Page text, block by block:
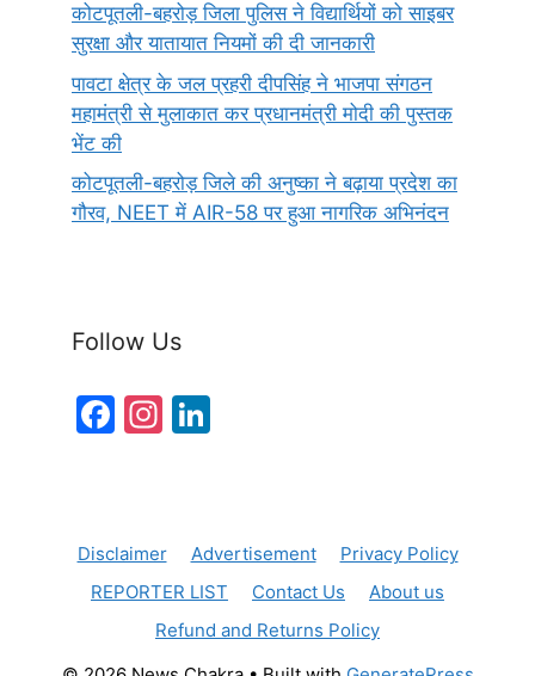
कोटपूतली-बहरोड़ जिला पुलिस ने विद्यार्थियों को साइबर
सुरक्षा और यातायात नियमों की दी जानकारी
पावटा क्षेत्र के जल प्रहरी दीपसिंह ने भाजपा संगठन
महामंत्री से मुलाकात कर प्रधानमंत्री मोदी की पुस्तक
भेंट की
कोटपूतली-बहरोड़ जिले की अनुष्का ने बढ़ाया प्रदेश का
गौरव, NEET में AIR-58 पर हुआ नागरिक अभिनंदन
Follow Us
F
b
o
In
a
m
dI
n
Disclaimer Advertisement
Privacy Policy
REPORTER LIST
Contact Us
About us
Refund and Returns Policy